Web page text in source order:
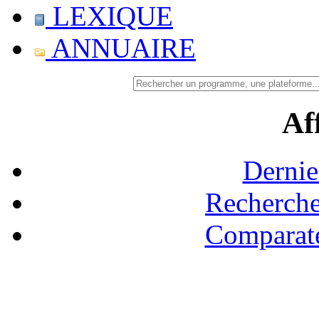
LEXIQUE
ANNUAIRE